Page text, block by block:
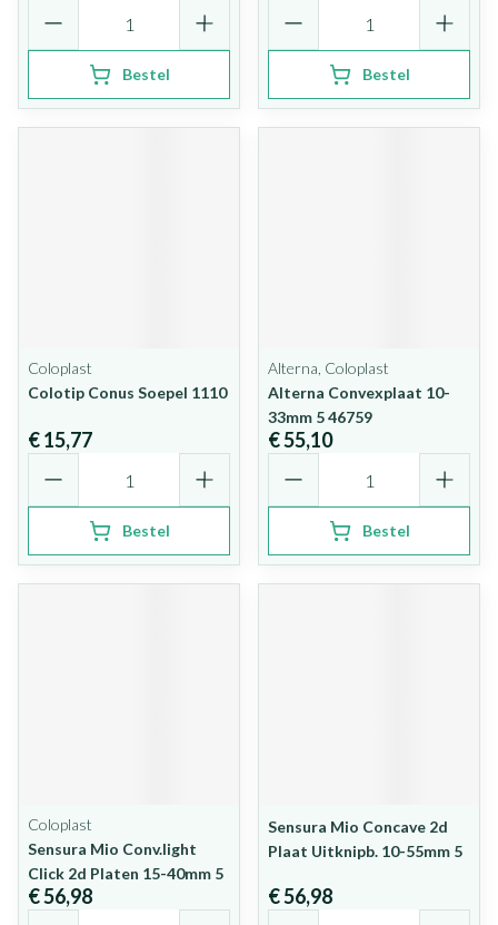
Bestel Bestel
Coloplast
Colotip Conus Soepel 1110
€ 15,77
Bestel
Alterna, Coloplast
Alterna Convexplaat 10-
33mm 5 46759
€ 55,10
Bestel
Coloplast
Sensura Mio Conv.light
Click 2d Platen 15-40mm 5
€ 56,98
Sensura Mio Concave 2d
Plaat Uitknipb. 10-55mm 5
€ 56,98